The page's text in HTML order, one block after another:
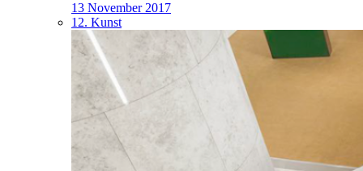
13 November 2017
12. Kunst